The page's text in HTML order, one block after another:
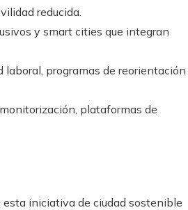
reducida.
y smart cities que integran
programas de reorientación
plataformas de
esta iniciativa de ciudad sostenible